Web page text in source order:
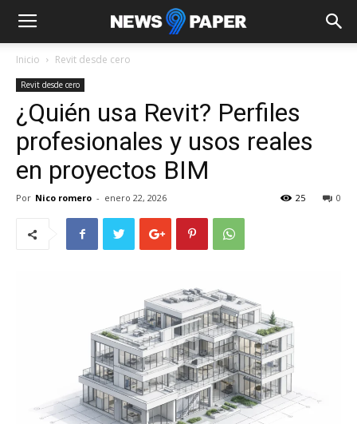
Inicio Revit desde cero
Revit desde cero
¿Quién usa Revit? Perfiles
profesionales y usos reales
en proyectos BIM
Por Nico romero - enero 22, 2026 0
25